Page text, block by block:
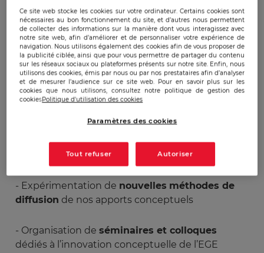
suivants :
- Travaux de recherches appliqués surles
rapports de force informationnelsetla guerre
économique
- Essaimage desgrilles de lecturestestées au
- Animation d’unréseau interactifavec les
institutions et les acteurs économiques
- Expérimentation de nouvelles méthodes de
diffusion de nos apports conceptuels
- Organisation de séminaires et colloques
dédiés à l’innovation conceptuelle de l’EGE
Ce site web stocke les cookies sur votre ordinateur. Certains cookies sont
nécessaires au bon fonctionnement du site, et d’autres nous permettent
de collecter des informations sur la manière dont vous interagissez avec
notre site web, afin d’améliorer et de personnaliser votre expérience de
navigation. Nous utilisons également des cookies afin de vous proposer de
la publicité ciblée, ainsi que pour vous permettre de partager du contenu
sur les réseaux sociaux ou plateformes présents sur notre site. Enfin, nous
utilisons des cookies, émis par nous ou par nos prestataires afin d’analyser
et de mesurer l’audience sur ce site web. Pour en savoir plus sur les
cookies que nous utilisons, consultez notre politique de gestion des
cookiesPolitique d'utilisation des cookies
Paramètres des cookies
Tout refuser Autoriser